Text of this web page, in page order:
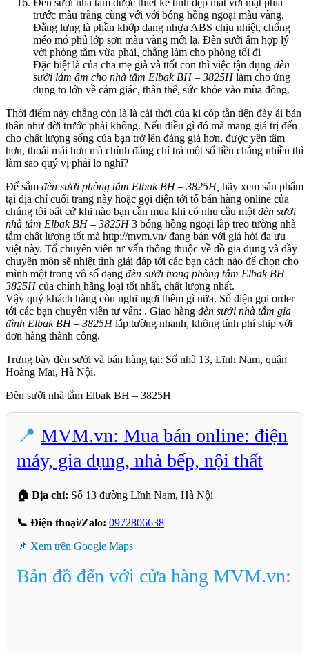
Đèn sưởi nhà tắm được thiết kế tính đẹp mắt với mặt phía
trước màu trắng cùng với với bóng hồng ngoại màu vàng.
Đằng lưng là phần khớp dạng nhựa ABS chịu nhiệt, chống
méo mó phủ lớp sơn màu vàng mới lạ. Đèn sưởi ấm hợp lý
với phòng tắm vừa phải, chẳng làm cho phòng tối đi
Đặc biệt là của cha mẹ già và ttốt con thì việc tận dụng đèn
sưởi làm ấm cho nhà tắm Elbak BH – 3825Hlàm cho ứng
dụng to lớn về cảm giác, thân thể, sức khỏe vào mùa đông.
Thời điểm này chẳng còn là là cái thời của ki cóp tằn tiện đày ải bản
thân như đời trước phải không. Nếu điều gì đó mà mang giá trị đến
cho chất lượng sống của bạn trở lên đáng giá hơn, được yên tâm
hơn, thoải mái hơn mà chính đáng chỉ trả một số tiền chẳng nhiều thì
làm sao quý vị phải lo nghĩ?
Để sắm đèn sưởi phòng tắm Elbak BH – 3825H, hãy xem sản phẩm
tại địa chỉ cuối trang này hoặc gọi điện tới tổ bán hàng online của
chúng tôi bất cứ khi nào bạn cần mua khi có nhu cầu một đèn sưởi
nhà tắm Elbak BH – 3825H3 bóng hồng ngoại lắp treo tường nhà
tắm chất lượng tốt mà http://mvm.vn/ đang bán với giá hời đa ưu
việt này. Tổ chuyên viên tư vấn thông thuộc về đồ gia dụng và đầy
chuyên môn sẽ nhiệt tình giải đáp tới các bạn cách nào để chọn cho
mình một trong vô số dạng đèn sưởi trong phòng tắm Elbak BH –
3825Hcủa chính hãng loại tốt nhất, chất lượng nhất.
Vậy quý khách hàng còn nghĩ ngợi thêm gì nữa. Số điện gọi order
tới các bạn chuyên viên tư vấn: . Giao hàng đèn sưởi nhà tắm gia
đình Elbak BH – 3825Hlắp tường nhanh, không tính phí ship với
đơn hàng thành công.
Trưng bày đèn sưởi và bán hàng tại: Số nhà 13, Lĩnh Nam, quận
Hoàng Mai, Hà Nội.
Đèn sưởi nhà tắm Elbak BH – 3825H
📍 MVM.vn: Mua bán online: điện
máy, gia dụng, nhà bếp, nội thất
🏠 Địa chỉ: Số 13 đường Lĩnh Nam, Hà Nội
📞 Điện thoại/Zalo: 0972806638
📌 Xem trên Google Maps
Bản đồ đến với cửa hàng MVM.vn: